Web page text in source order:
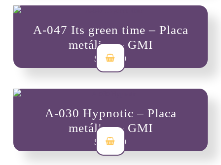
A-047 Its green time – Placa
metálica – GMI
$ 44,200
A-030 Hypnotic – Placa
metálica – GMI
$ 44,200